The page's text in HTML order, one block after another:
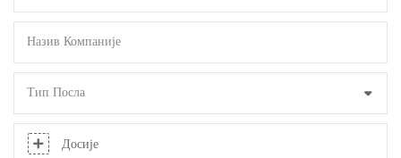
Назив Компаније
Тип Посла
Досије